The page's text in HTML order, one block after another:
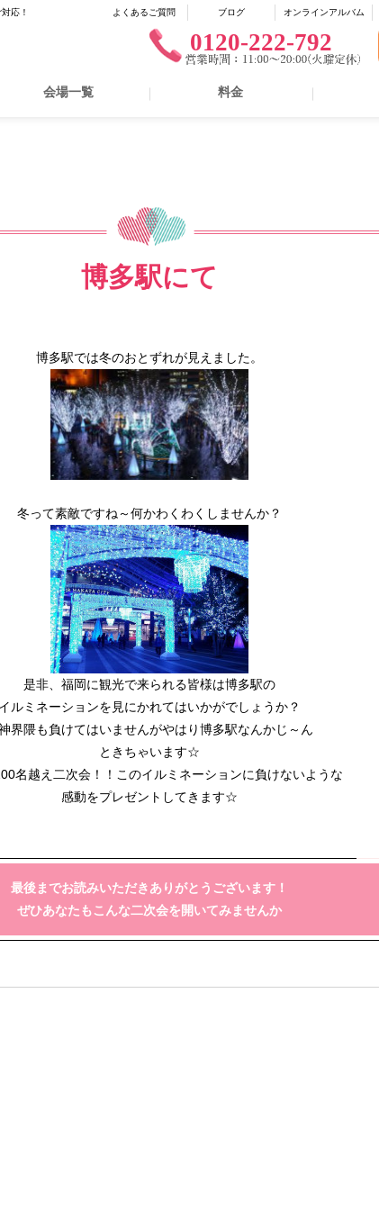
応！ よくあるご質問 ブログ オンラインアルバム
0120-222-792
会場一覧 料金
博多駅にて
博多駅では冬のおとずれが見えました。
冬って素敵ですね～何かわくわくしませんか？
是非、福岡に観光で来られる皆様は博多駅の
イルミネーションを見にかれてはいかがでしょうか？
界隈も負けてはいませんがやはり博多駅なんかじ～ん
ときちゃいます☆
名越え二次会！！このイルミネーションに負けないような
感動をプレゼントしてきます☆
最後までお読みいただきありがとうございます！
ぜひあなたもこんな二次会を開いてみませんか